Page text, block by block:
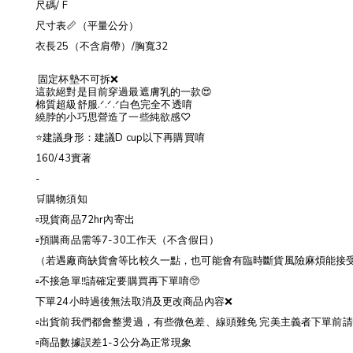
尺碼/ F
尺寸表📏（平量公分）
衣長25（不含肩帶）/胸寬32
固定杯墊不可拆❌
這款絕對是目前穿過最遮膚乳的一款😍
棉質超級舒服.ᐟ.ᐟ.ᐟ白色完全不透唷
繞脖的小巧思營造了一些純欲感♡
⭐️建議身形：建議D cup以下再購買唷
160/43實著
-
🛒購物須知
▫️現貨商品72hr內寄出
▫️預購商品需等7-30工作天（不含假日）
（若遇廠商缺貨會等比較久一點，也可能會有臨時斷貨風險麻煩能接
▫️不接急單‼️請確定要購買再下單唷🥺
下單24小時過後無法取消及更改商品內容❌
▫️出貨前我們都會整燙過，有些微色差、線頭難免 完美主義者下單前請
▫️商品數據誤差1-3公分為正常現象